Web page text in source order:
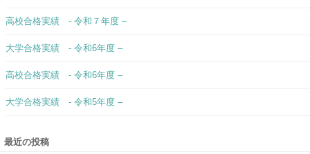
高校合格実績 - 令和７年度 –
大学合格実績 - 令和6年度 –
高校合格実績 - 令和6年度 –
大学合格実績 - 令和5年度 –
最近の投稿